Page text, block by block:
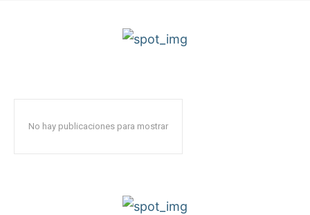
No hay publicaciones para mostrar